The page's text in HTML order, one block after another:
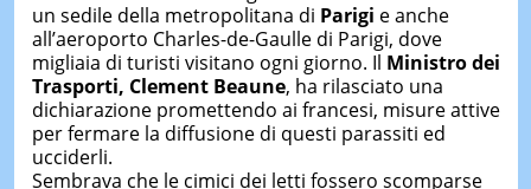
un sedile della metropolitana di Parigi e anche
all’aeroporto Charles-de-Gaulle di Parigi, dove
migliaia di turisti visitano ogni giorno. Il Ministro dei
Trasporti, Clement Beaune, ha rilasciato una
dichiarazione promettendo ai francesi, misure attive
per fermare la diffusione di questi parassiti ed
ucciderli.
Sembrava che le cimici dei letti fossero scomparse